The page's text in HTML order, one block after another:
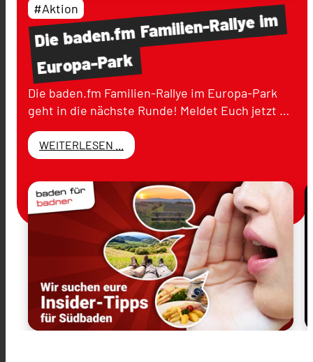
Diebaden.fmFamilien-Rallyeim
Europa-Park
#Aktion
Die baden.fm Familien-Rallye im Europa-Park
geht in die nächste Runde! Meldet Euch jetzt …
WEITERLESEN ...